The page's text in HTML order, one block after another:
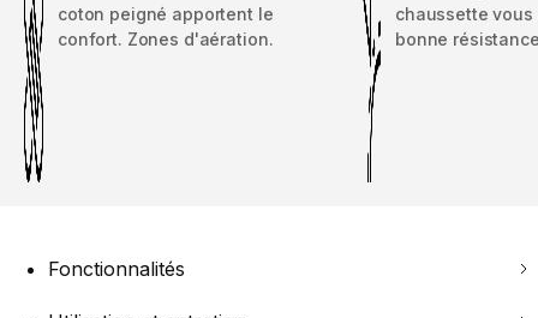
coton peigné apportent le
confort. Zones d'aération.
chaussette vous
bonne
Fonctionnalités